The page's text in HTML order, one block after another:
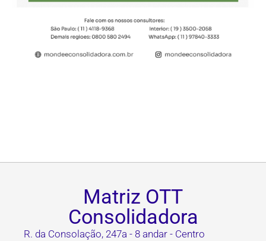
Matriz OTT
Consolidadora
R. da Consolação, 247a - 8 andar - Centro